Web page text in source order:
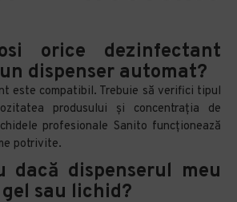
orice dezinfectant
dispenser automat?
este compatibil. Trebuie să verifici tipul
produsului și concentrația de
profesionale Sanito funcționează
potrivite.
dacă dispenserul meu
sau lichid?